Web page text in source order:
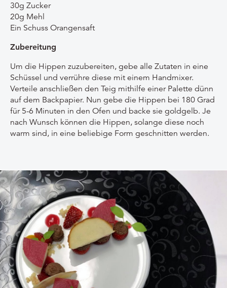
30g Zucker
20g Mehl
Ein Schuss Orangensaft
Zubereitung
Um die Hippen zuzubereiten, gebe alle Zutaten in eine
Schüssel und verrühre diese mit einem Handmixer.
Verteile anschließen den Teig mithilfe einer Palette dünn
auf dem Backpapier. Nun gebe die Hippen bei 180 Grad
für 5-6 Minuten in den Ofen und backe sie goldgelb. Je
nach Wunsch können die Hippen, solange diese noch
warm sind, in eine beliebige Form geschnitten werden.